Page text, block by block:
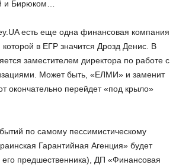
и Бирюком…
есть еще одна финансовая компания
в ЕГР значится Дрозд Денис. В
заместителем директора по работе с
Может быть, «ЕЛМИ» и заменит
окончательно перейдет «под крыло»
по самому пессимистическому
Гарантийная Агенция» будет
его предшественника), ДП «Финансовая